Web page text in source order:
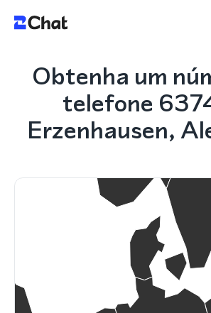
Obtenha um
telefone
Erzenhausen,